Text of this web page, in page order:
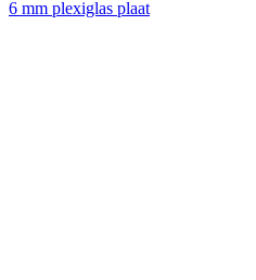
6 mm plexiglas plaat